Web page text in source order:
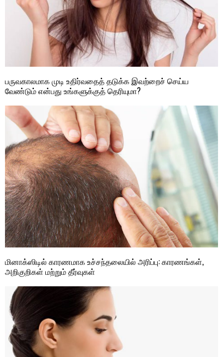
பருவகாலமாக முடி உதிர்வதைத் தடுக்க இவற்றைச் செய்ய
வேண்டும் என்பது உங்களுக்குத் தெரியுமா?
மினாக்ஸிடில் காரணமாக உச்சந்தலையில் அரிப்பு: காரணங்கள்,
அறிகுறிகள் மற்றும் தீர்வுகள்